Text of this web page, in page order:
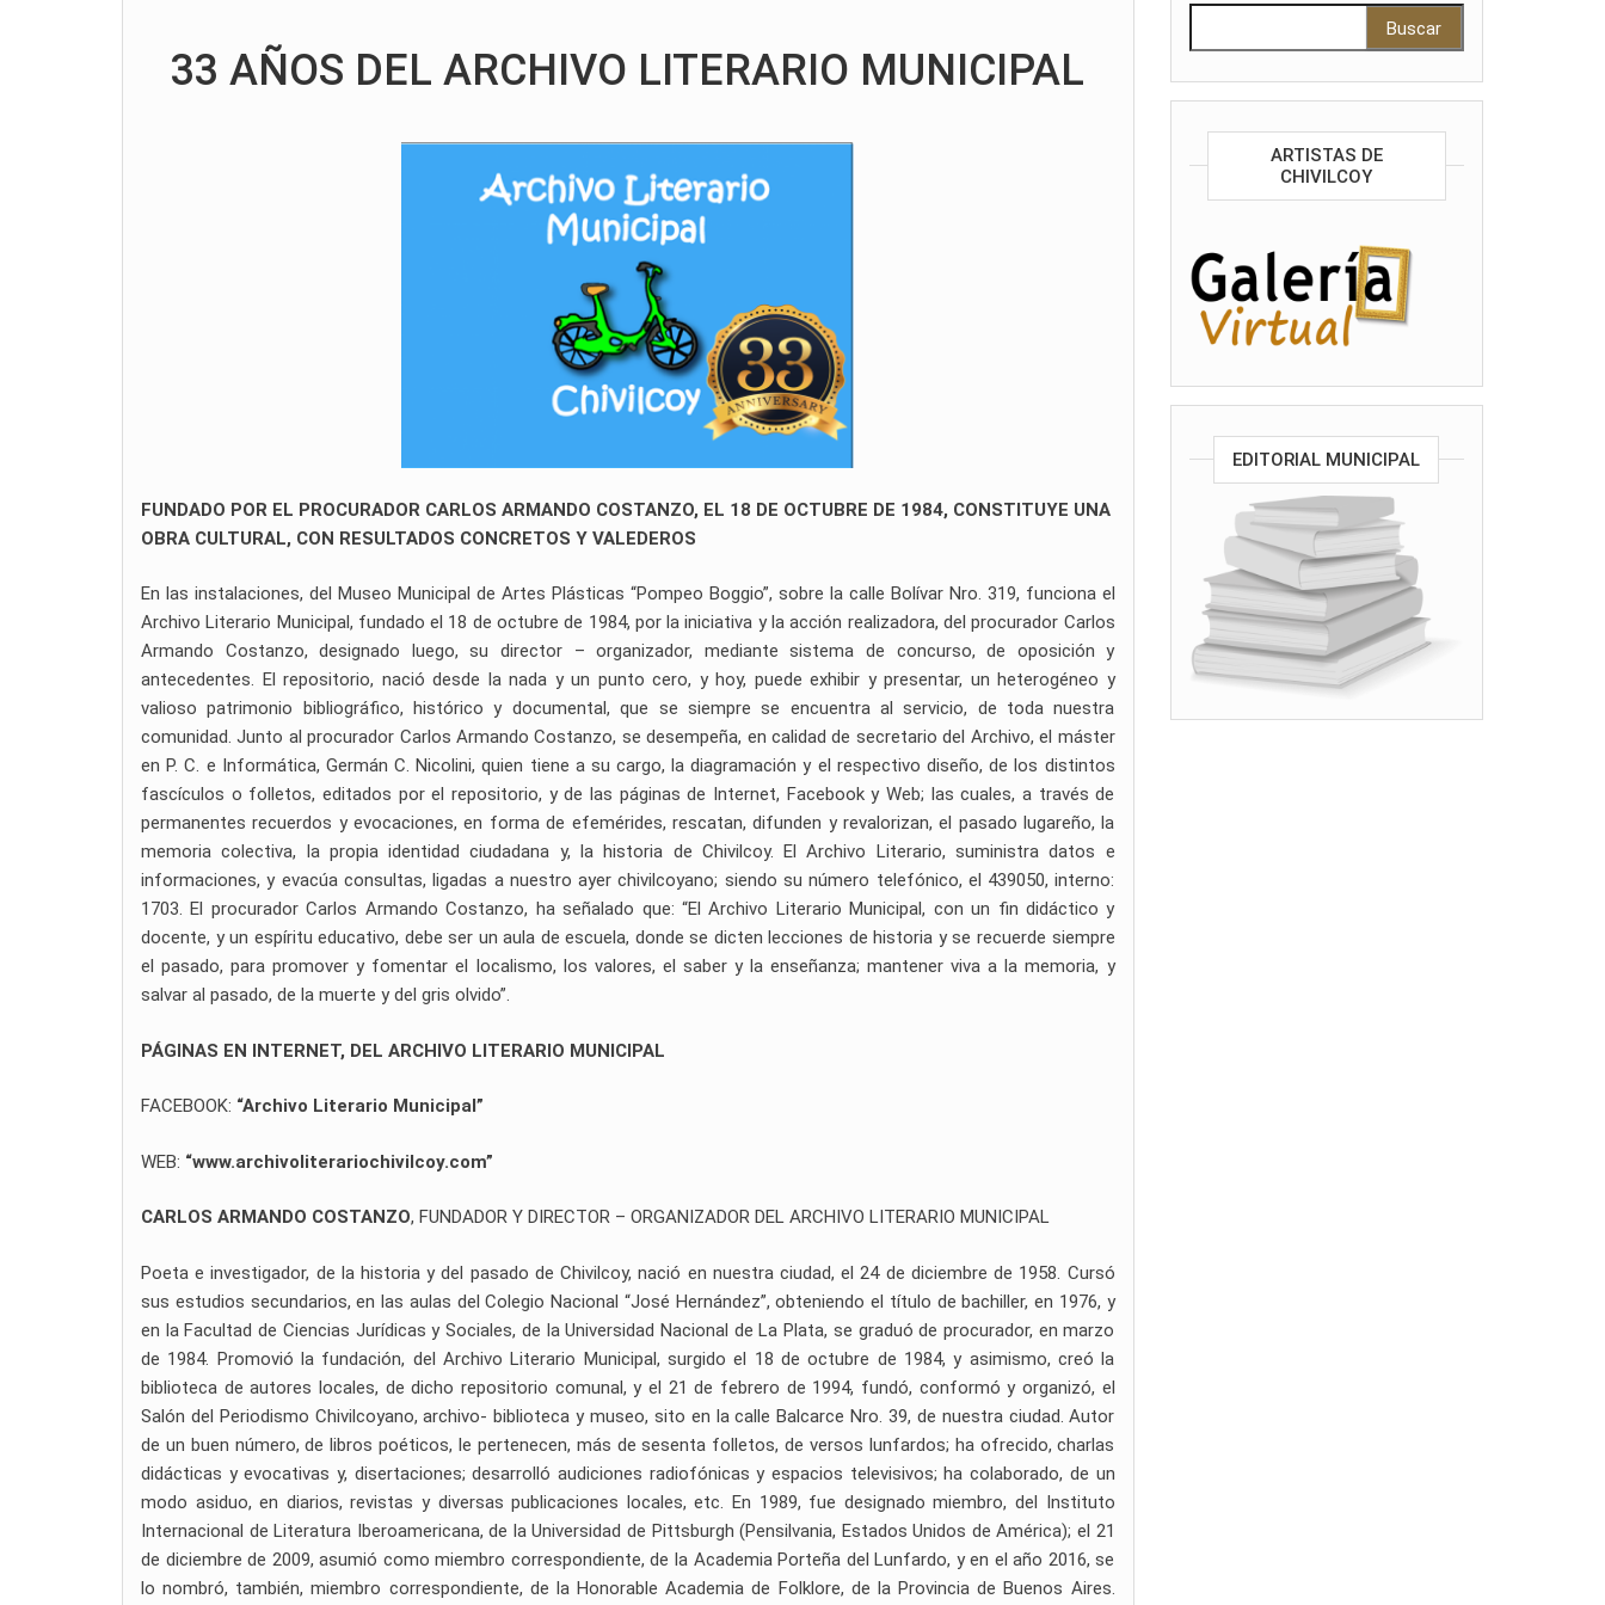
33 AÑOS DEL ARCHIVO LITERARIO MUNICIPAL
FUNDADO POR EL PROCURADOR CARLOS ARMANDO COSTANZO, EL 18 DE OCTUBRE DE 1984, CONSTITUYE UNA
OBRA CULTURAL, CON RESULTADOS CONCRETOS Y VALEDEROS
En las instalaciones, del Museo Municipal de Artes Plásticas “Pompeo Boggio”, sobre la calle Bolívar Nro. 319, funciona el
Archivo Literario Municipal, fundado el 18 de octubre de 1984, por la iniciativa y la acción realizadora, del procurador Carlos
Armando Costanzo, designado luego, su director – organizador, mediante sistema de concurso, de oposición y
antecedentes. El repositorio, nació desde la nada y un punto cero, y hoy, puede exhibir y presentar, un heterogéneo y
valioso patrimonio bibliográfico, histórico y documental, que se siempre se encuentra al servicio, de toda nuestra
comunidad. Junto al procurador Carlos Armando Costanzo, se desempeña, en calidad de secretario del Archivo, el máster
en P. C. e Informática, Germán C. Nicolini, quien tiene a su cargo, la diagramación y el respectivo diseño, de los distintos
fascículos o folletos, editados por el repositorio, y de las páginas de Internet, Facebook y Web; las cuales, a través de
permanentes recuerdos y evocaciones, en forma de efemérides, rescatan, difunden y revalorizan, el pasado lugareño, la
memoria colectiva, la propia identidad ciudadana y, la historia de Chivilcoy. El Archivo Literario, suministra datos e
informaciones, y evacúa consultas, ligadas a nuestro ayer chivilcoyano; siendo su número telefónico, el 439050, interno:
1703. El procurador Carlos Armando Costanzo, ha señalado que: “El Archivo Literario Municipal, con un fin didáctico y
docente, y un espíritu educativo, debe ser un aula de escuela, donde se dicten lecciones de historia y se recuerde siempre
el pasado, para promover y fomentar el localismo, los valores, el saber y la enseñanza; mantener viva a la memoria, y
salvar al pasado, de la muerte y del gris olvido”.
PÁGINAS EN INTERNET, DEL ARCHIVO LITERARIO MUNICIPAL
FACEBOOK: “Archivo Literario Municipal”
WEB: “www.archivoliterariochivilcoy.com”
CARLOS ARMANDO COSTANZO, FUNDADOR Y DIRECTOR – ORGANIZADOR DEL ARCHIVO LITERARIO MUNICIPAL
Poeta e investigador, de la historia y del pasado de Chivilcoy, nació en nuestra ciudad, el 24 de diciembre de 1958. Cursó
sus estudios secundarios, en las aulas del Colegio Nacional “José Hernández”, obteniendo el título de bachiller, en 1976, y
en la Facultad de Ciencias Jurídicas y Sociales, de la Universidad Nacional de La Plata, se graduó de procurador, en marzo
de 1984. Promovió la fundación, del Archivo Literario Municipal, surgido el 18 de octubre de 1984, y asimismo, creó la
biblioteca de autores locales, de dicho repositorio comunal, y el 21 de febrero de 1994, fundó, conformó y organizó, el
Salón del Periodismo Chivilcoyano, archivo- biblioteca y museo, sito en la calle Balcarce Nro. 39, de nuestra ciudad. Autor
de un buen número, de libros poéticos, le pertenecen, más de sesenta folletos, de versos lunfardos; ha ofrecido, charlas
didácticas y evocativas y, disertaciones; desarrolló audiciones radiofónicas y espacios televisivos; ha colaborado, de un
modo asiduo, en diarios, revistas y diversas publicaciones locales, etc. En 1989, fue designado miembro, del Instituto
Internacional de Literatura Iberoamericana, de la Universidad de Pittsburgh (Pensilvania, Estados Unidos de América); el 21
de diciembre de 2009, asumió como miembro correspondiente, de la Academia Porteña del Lunfardo, y en el año 2016, se
lo nombró, también, miembro correspondiente, de la Honorable Academia de Folklore, de la Provincia de Buenos Aires.
ARTISTAS DE
CHIVILCOY
EDITORIAL MUNICIPAL